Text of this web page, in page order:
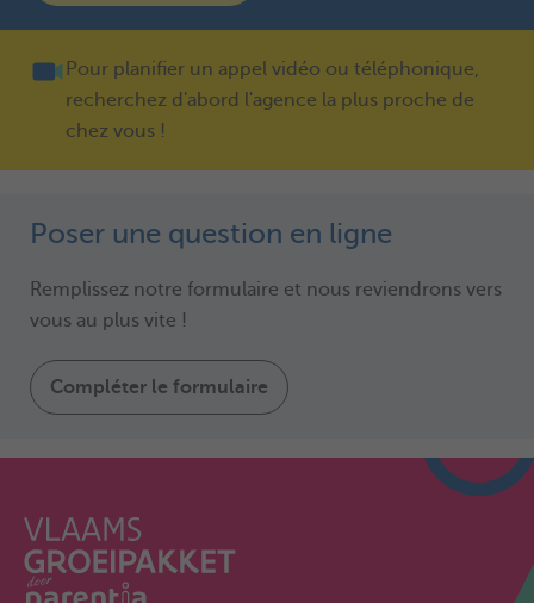
Pour planifier un appel vidéo ou téléphonique,
recherchez d'abord l'agence la plus proche de
chez vous !
Poser une question en ligne
Remplissez notre formulaire et nous reviendrons vers
vous au plus vite !
Compléter le formulaire